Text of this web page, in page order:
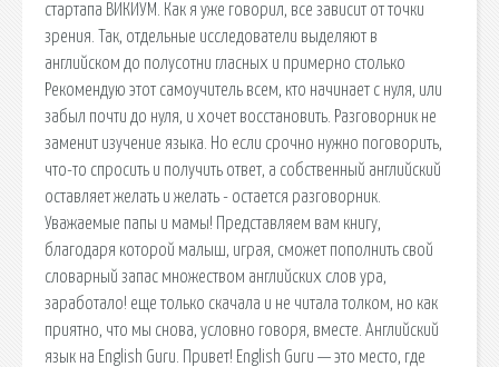
стартапа ВИКИУМ. Как я уже говорил, все зависит от точки
зрения. Так, отдельные исследователи выделяют в
английском до полусотни гласных и примерно столько
Рекомендую этот самоучитель всем, кто начинает с нуля, или
забыл почти до нуля, и хочет восстановить. Разговорник не
заменит изучение языка. Но если срочно нужно поговорить,
что-то спросить и получить ответ, а собственный английский
оставляет желать и желать - остается разговорник.
Уважаемые папы и мамы! Представляем вам книгу,
благодаря которой малыш, играя, сможет пополнить свой
словарный запас множеством английских слов ура,
заработало! еще только скачала и не читала толком, но как
приятно, что мы снова, условно говоря, вместе. Английский
язык на English Guru. Привет! English Guru — это место, где